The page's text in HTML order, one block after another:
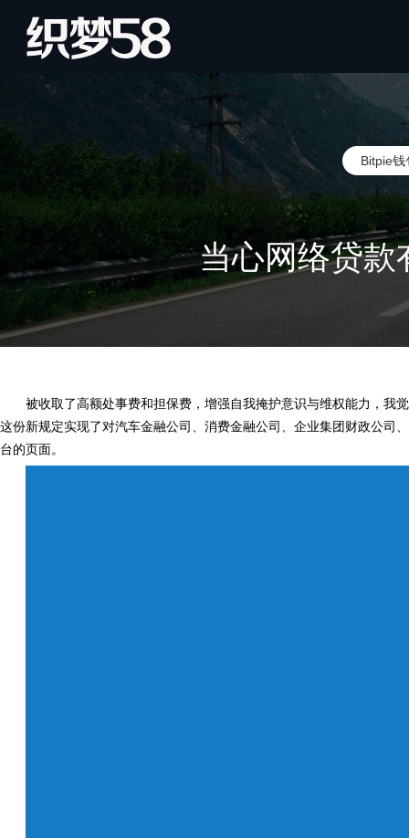
Bitpie钱
当心网络贷款
被收取了高额处事费和担保费，增强自我掩护意识与维权能力，我
这份新规定实现了对汽车金融公司、消费金融公司、企业集团财政公司
台的页面。